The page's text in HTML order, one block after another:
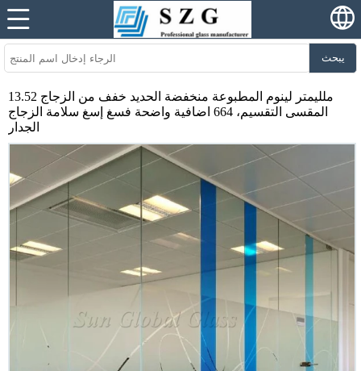
يبحث
13.52 ملليمتر لينوم المطبوعة منخفضة الحديد خفف من الزجاج
المقسى التقسيم، 664 اضافية واضحة فسغ إسغ سلامة الزجاج
الجدار